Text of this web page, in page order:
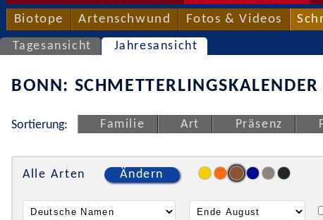
Biotope Artenschwund Fotos & Videos
Tagesansicht Jahresansicht
BONN: SCHMETTERLINGSKALENDER
Sortierung: Familie Art Präsenz
Alle Arten Ändern